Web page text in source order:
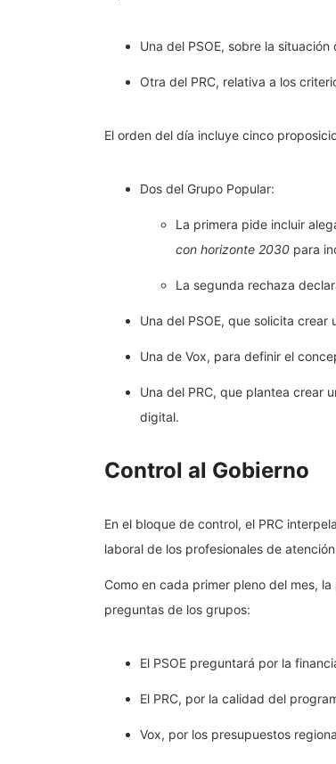
Una del PSOE, sobre la
Otra del PRC, relativa a los
El orden del día incluye cinco
Dos del Grupo Popular:
La primera pide incluir
con horizonte 2030 para
La segunda rechaza
Una del PSOE, que solicita
Una de Vox, para definir el
Una del PRC, que plantea crear
digital.
Control al Gobierno
En el bloque de control, el PRC
laboral de los profesionales de
Como en cada primer pleno del mes,
preguntas de los grupos:
El PSOE preguntará por la
El PRC, por la calidad del
Vox, por los presupuestos